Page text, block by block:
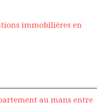
immobilières en
au mans entre